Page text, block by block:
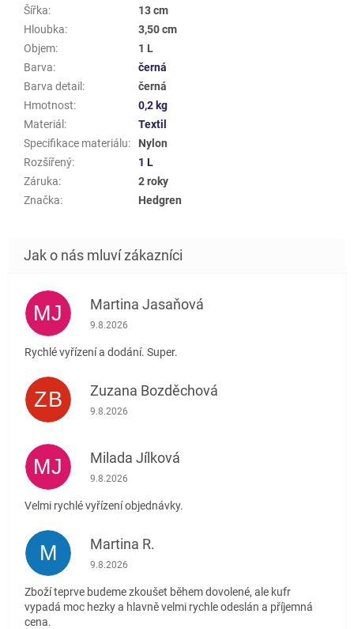
Šířka:
13 cm
Hloubka:
3,50 cm
Objem:
1 L
Barva:
černá
Barva detail :
černá
Hmotnost:
0,2 kg
Materiál :
Textil
Specifikace materiálu:
Nylon
Rozšířený:
1 L
Záruka:
2 roky
Značka: Hedgren
MJ Martina Jasaňová
Hodnocení obchodu je 5 z 5 hvězdiček.
9.8.2026
Rychlé vyřízení a dodání. Super.
ZB Zuzana Bozděchová
Hodnocení obchodu je 5 z 5 hvězdiček.
9.8.2026
MJ Milada Jílková
Hodnocení obchodu je 5 z 5 hvězdiček.
9.8.2026
Velmi rychlé vyřízení objednávky.
M Martina R.
Hodnocení obchodu je 5 z 5 hvězdiček.
9.8.2026
Zboží teprve budeme zkoušet během dovolené, ale kufr
vypadá moc hezky a hlavně velmi rychle odeslán a příjemná
cena.